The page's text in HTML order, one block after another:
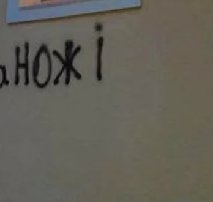
— написав Орбан.
що подія відбулася 16 липня